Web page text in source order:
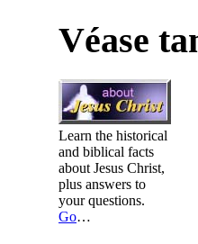
Véase
Learn the historical
and biblical facts
about Jesus Christ,
plus answers to
your questions.
Go…